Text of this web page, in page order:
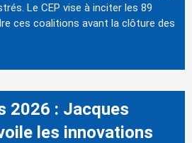
Le CEP vise à inciter les 89
ces coalitions avant la clôture des
2026 : Jacques
les innovations